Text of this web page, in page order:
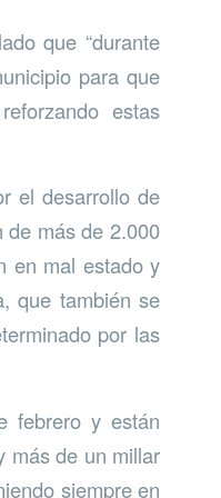
que “durante
para que
estas
el desarrollo de
de más de 2.000
en mal estado y
que también se
por las
febrero y están
más de un millar
siempre en